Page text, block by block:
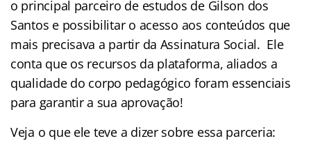
o principal parceiro de estudos de Gilson dos
Santos e possibilitar o acesso aos conteúdos que
mais precisava a partir da Assinatura Social. Ele
conta que os recursos da plataforma, aliados a
qualidade do corpo pedagógico foram essenciais
para garantir a sua aprovação!
Veja o que ele teve a dizer sobre essa parceria: